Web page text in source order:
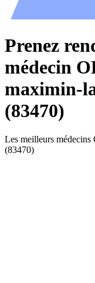
Prenez
médecin
maximin-
(83470)
Les meilleurs
(83470)